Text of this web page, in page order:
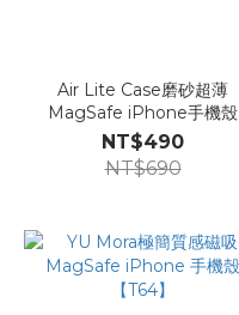
Air Lite Case磨砂超薄
MagSafe iPhone手機殼
Londonimg【D43】
NT$490
NT$690